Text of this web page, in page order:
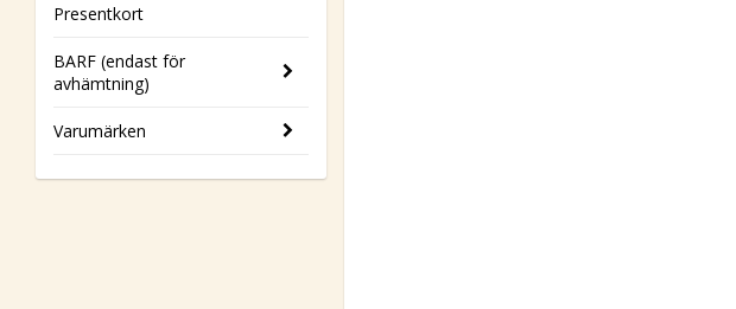
Presentkort
BARF (endast för
avhämtning)
Varumärken